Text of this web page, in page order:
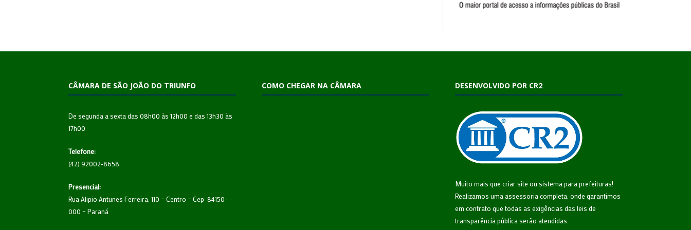
CÂMARA DE SÃO JOÃO DO TRIUNFO
De segunda a sexta das 08h00 às 12h00 e das 13h30 às
17h00
Telefone:
(42) 92002-8658
Presencial:
Rua Alipio Antunes Ferreira, 110 – Centro – Cep: 84150-
000 – Paraná
COMO CHEGAR NA CÂMARA DESENVOLVIDO POR CR2
Muito mais que criar site ou sistema para prefeituras!
Realizamos uma assessoria completa, onde garantimos
em contrato que todas as exigências das leis de
transparência pública serão atendidas.